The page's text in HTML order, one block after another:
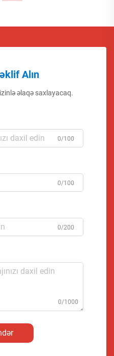
Alın
əlaqə saxlayacaq.
0/100
0/100
0/200
0/1000